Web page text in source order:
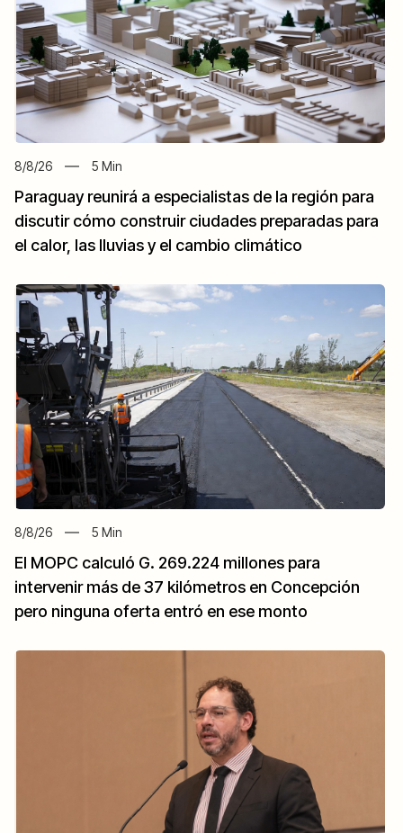
8/8/26 5 Min
Paraguay reunirá a especialistas de la región para
discutir cómo construir ciudades preparadas para
el calor, las lluvias y el cambio climático
8/8/26 5 Min
El MOPC calculó G. 269.224 millones para
intervenir más de 37 kilómetros en Concepción
pero ninguna oferta entró en ese monto